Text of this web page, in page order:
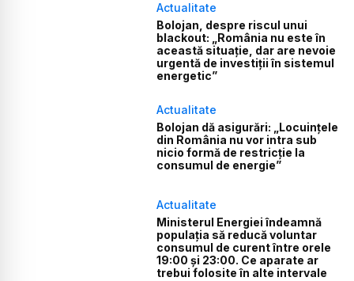
Actualitate
Bolojan, despre riscul unui
blackout: „România nu este în
această situație, dar are nevoie
urgentă de investiții în sistemul
energetic”
Actualitate
Bolojan dă asigurări: „Locuințele
din România nu vor intra sub
nicio formă de restricție la
consumul de energie”
Actualitate
Ministerul Energiei îndeamnă
populația să reducă voluntar
consumul de curent între orele
19:00 și 23:00. Ce aparate ar
trebui folosite în alte intervale